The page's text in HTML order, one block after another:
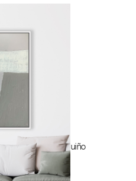
sumando un guiño